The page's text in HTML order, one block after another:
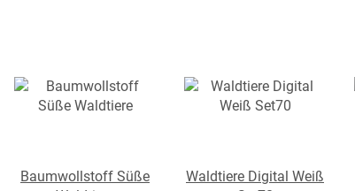
Baumwollstoff Süße
Waldtiere Digital Weiß